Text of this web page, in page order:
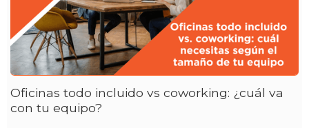
Oficinas todo incluido vs coworking: ¿cuál va
con tu equipo?